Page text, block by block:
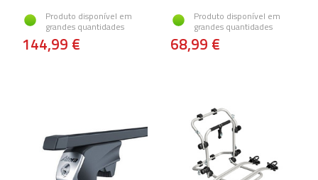
Produto disponível em
grandes quantidades
144,99 €
Produto disponível em
grandes quantidades
68,99 €